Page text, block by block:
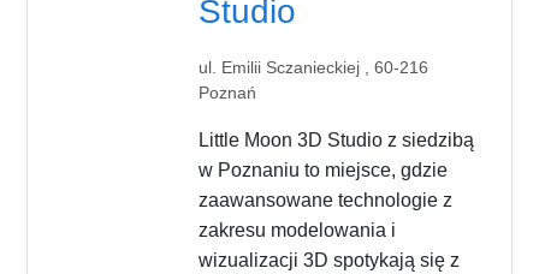
Studio
ul. Emilii Sczanieckiej , 60-216
Poznań
Little Moon 3D Studio z siedzibą
w Poznaniu to miejsce, gdzie
zaawansowane technologie z
zakresu modelowania i
wizualizacji 3D spotykają się z